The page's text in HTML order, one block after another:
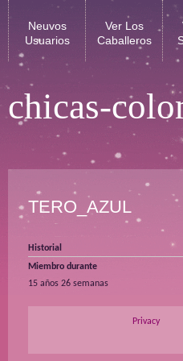
chicas-
Neuvos
Usuarios
Ver Los
Caballeros
TERO_AZUL
Historial
Miembro durante
15 años 26 semanas
Privacy